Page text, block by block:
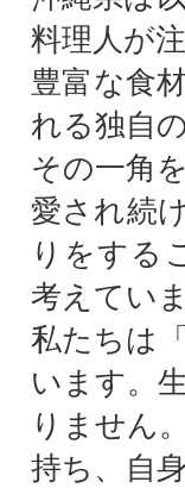
料理人が
豊富な食
れる独自
その一角
愛され続
りをする
考えていま
私たちは
います。
りません
持ち、自